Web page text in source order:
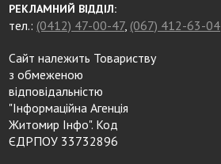
РЕКЛАМНИЙ ВІДДІЛ:
тел.: (0412) 47-00-47, (067) 412-63-04
Сайт належить Товариству
з обмеженою
відповідальністю
"Інформаційна Агенція
Житомир Інфо". Код
ЄДРПОУ 33732896